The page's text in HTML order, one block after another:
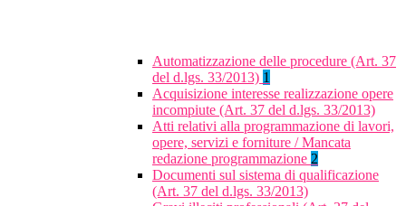
Automatizzazione delle procedure (Art. 37
del d.lgs. 33/2013) 1
Acquisizione interesse realizzazione opere
incompiute (Art. 37 del d.lgs. 33/2013)
Atti relativi alla programmazione di lavori,
opere, servizi e forniture / Mancata
redazione programmazione 2
Documenti sul sistema di qualificazione
(Art. 37 del d.lgs. 33/2013)